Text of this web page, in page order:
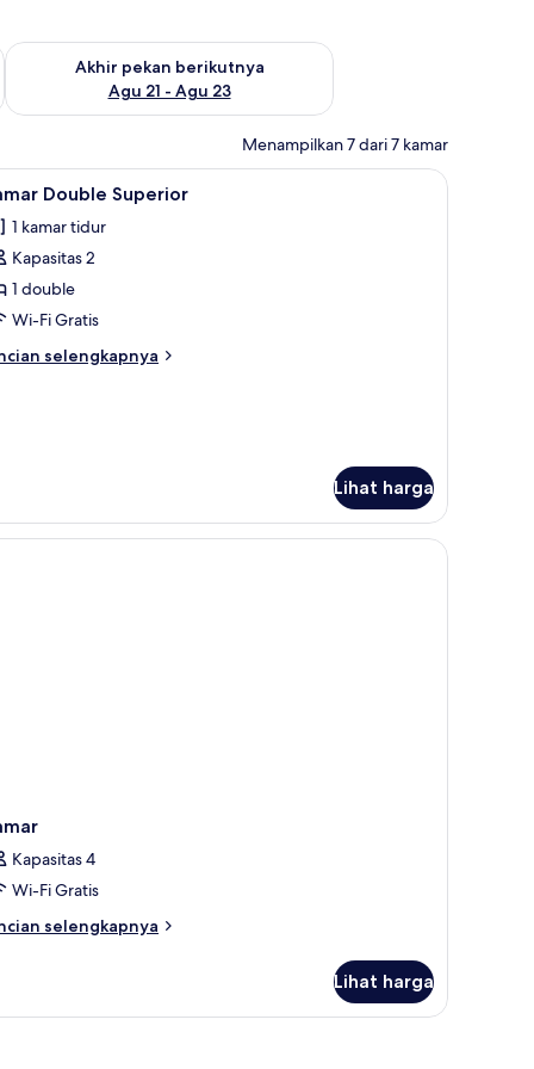
Agu 14 - Agu 16
Akhir pekan berikutnya
Agu 21 - Agu 23
Periksa ketersediaan untuk akhir pekan berikutnya Agu 21 -
Menampilkan 7 dari 7 kamar
kedap cahaya, dan kedap suaraKamar Double Superior | Brankas, meja
4 Double Superior
1 kamar tidur
Kapasitas 2
1 double
Wi-Fi Gratis
selengkapnya
Lihat harga
Kapasitas 4
Wi-Fi Gratis
selengkapnya
Lihat harga